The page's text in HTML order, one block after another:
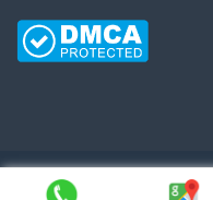
Copyright ©2010-2026